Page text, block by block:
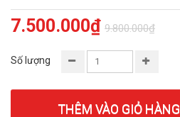
7.500.000₫ 9.800.000₫
Số lượng
THÊM VÀO GIỎ HÀNG